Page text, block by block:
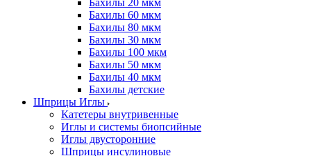
Бахилы 20 мкм
Бахилы 60 мкм
Бахилы 80 мкм
Бахилы 30 мкм
Бахилы 100 мкм
Бахилы 50 мкм
Бахилы 40 мкм
Бахилы детские
Шприцы Иглы
Катетеры внутривенные
Иглы и системы биопсийные
Иглы двусторонние
Шприцы инсулиновые